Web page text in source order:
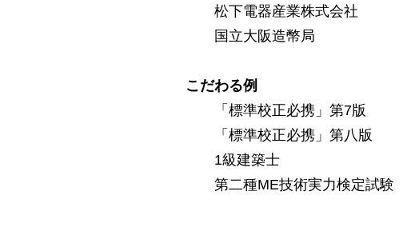
松下電器産業株式会社
国立大阪造幣局
こだわる例
「標準校正必携」第7版
「標準校正必携」第八版
1級建築士
第二種ME技術実力検定試験